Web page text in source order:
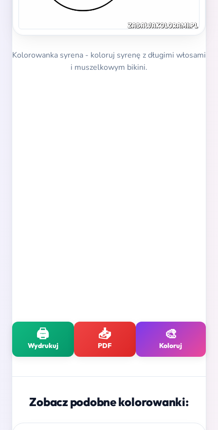
Kolorowanka syrena - koloruj syrenę z długimi włosami
i muszelkowym bikini.
🖨️
Wydrukuj
📥
PDF
🎨
Koloruj
Zobacz podobne kolorowanki: